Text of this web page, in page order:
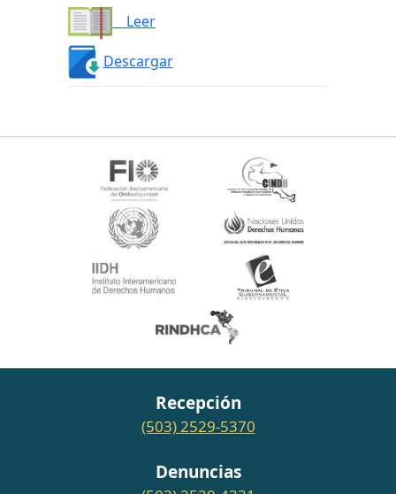
Leer
Descargar
Recepción
(503) 2529-5370
Denuncias